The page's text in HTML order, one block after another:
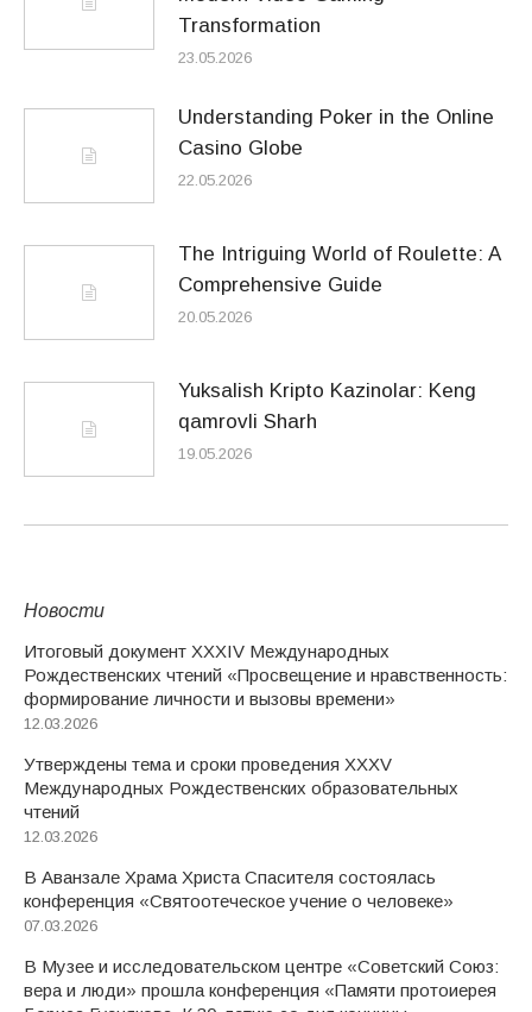
Transformation
23.05.2026
Understanding Poker in the Online
Casino Globe
22.05.2026
The Intriguing World of Roulette: A
Comprehensive Guide
20.05.2026
Yuksalish Kripto Kazinolar: Keng
qamrovli Sharh
19.05.2026
Новости
Итоговый документ XXХIV Международных
Рождественских чтений «Просвещение и нравственность:
формирование личности и вызовы времени»
12.03.2026
Утверждены тема и сроки проведения XXXV
Международных Рождественских образовательных
чтений
12.03.2026
В Аванзале Храма Христа Спасителя состоялась
конференция «Святоотеческое учение о человеке»
07.03.2026
В Музее и исследовательском центре «Советский Союз:
вера и люди» прошла конференция «Памяти протоиерея